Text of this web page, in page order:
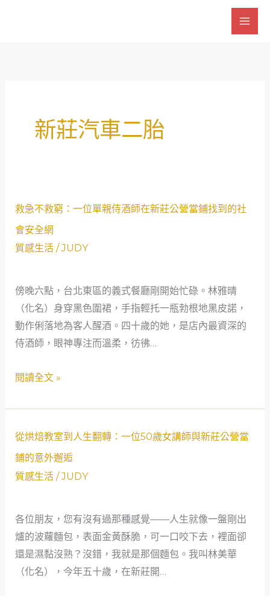
新莊汽車二胎
救急不救窮：一位單親侍酒師在新莊公營當鋪找到的社
會安全網
質感生活/JUDY
傍晚六點，台北東區的義式餐廳剛開始忙碌。林雅晴
（化名）身穿黑色圍裙，手指輕托一瓶勃根地黑皮諾，
動作俐落地為客人醒酒。四十歲的她，是店內最資深的
侍酒師，眼神專注而溫柔，彷彿…
救
救
一
位
單
親
酒
新
公
營
鋪
找
到
的
閱讀全文 »
從烘焙教室到人生翻轉：一位50歲女講師與新莊公營當
鋪的意外邂逅
質感生活/JUDY
各位朋友，您有沒有過那種感覺——人生就像一盤剛出
爐的波蘿麵包，表面金黃酥脆，可一口咬下去，裡面卻
還是濕黏沒熟？沒錯，我就是那個麵包。我叫林美華
（化名），今年五十歲，在新莊開…
從
教
到
人
生
翻